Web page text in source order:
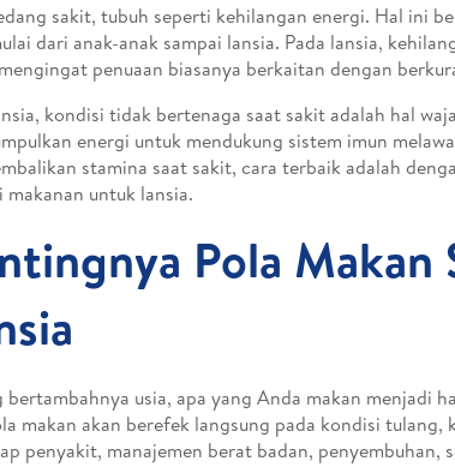
sakit, tubuh seperti kehilangan energi. Hal ini
dari anak-anak sampai lansia. Pada lansia,
penuaan biasanya berkaitan dengan
kondisi tidak bertenaga saat sakit adalah hal
energi untuk mendukung sistem imun
stamina saat sakit, cara terbaik adalah
makanan untuk lansia.
Pola
bertambahnya usia, apa yang Anda makan menjadi
makan akan berefek langsung pada kondisi tulang,
penyakit, manajemen berat badan, penyembuhan,